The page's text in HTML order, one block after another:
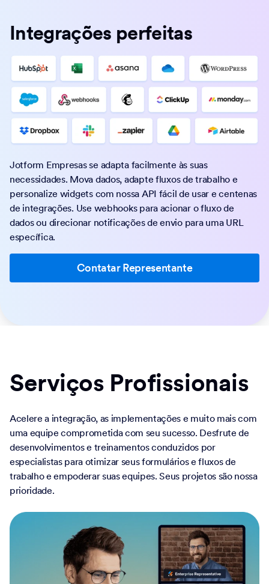
Integrações perfeitas
Jotform Empresas se adapta facilmente às suas
necessidades. Mova dados, adapte fluxos de trabalho e
personalize widgets com nossa API fácil de usar e centenas
de integrações. Use webhooks para acionar o fluxo de
dados ou direcionar notificações de envio para uma URL
específica.
Contatar Representante
Serviços Profissionais
Acelere a integração, as implementações e muito mais com
uma equipe comprometida com seu sucesso. Desfrute de
desenvolvimentos e treinamentos conduzidos por
especialistas para otimizar seus formulários e fluxos de
trabalho e empoderar suas equipes. Seus projetos são nossa
prioridade.